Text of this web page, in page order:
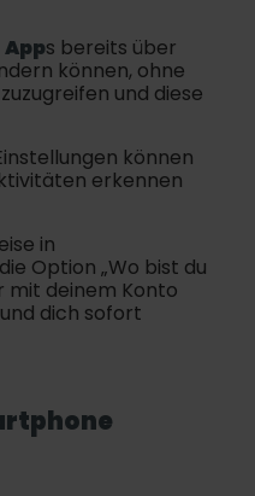
Apps bereits über
können, ohne
und diese
können
erkennen
in
Option „Wo bist du
mit deinem Konto
dich sofort